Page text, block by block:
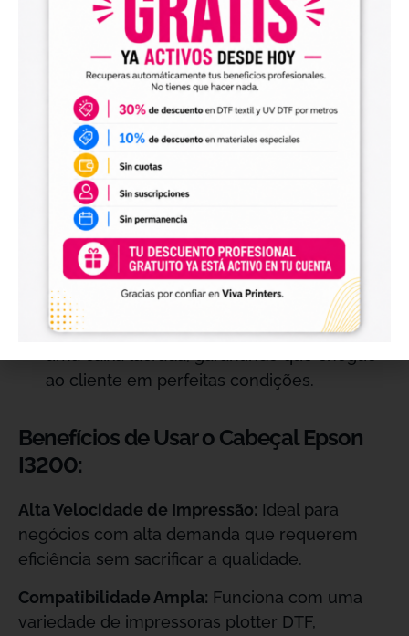
Qualidade e Durabilidade:
Pieza Original:Como uma peça original da
Epson, garante a maior durabilidade e
confiabilidade do produto.
Sem Garantia do Fabricante:
um consumível e não tenha garantia do
fabricante, sua qualidade superior assegura
um desempenho duradouro.
Apresentação:
Embalagem:Cada cabeçal é entregue em
ao cliente em perfeitas condições.
Benefícios de Usar o Cabeçal Epson
I3200:
Alta Velocidade de Impressão: Ideal para
negócios com alta demanda que requerem
eficiência sem sacrificar a qualidade.
Compatibilidade Ampla: Funciona com uma
variedade de impressoras plotter DTF,